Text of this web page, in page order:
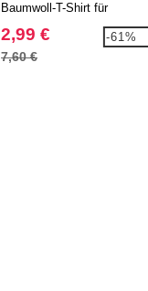
Baumwoll-T-Shirt für
Erwachsene
2,99 €
7,60 €
-61%